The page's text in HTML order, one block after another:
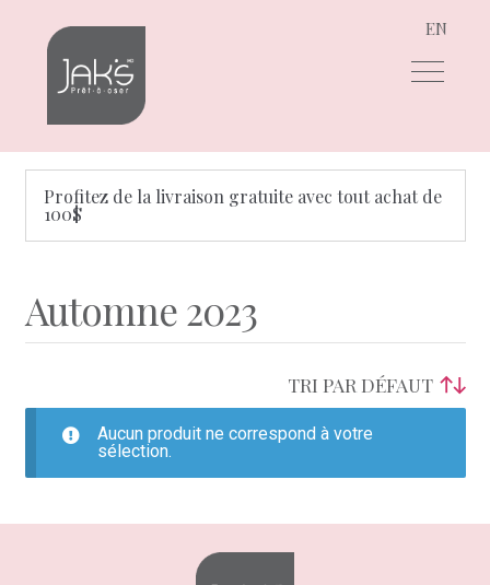
Aller
navigation
Aller
contenu
EN
Profitez de la livraison gratuite avec tout achat de
100$
Automne 2023
Aucun produit ne correspond à votre
sélection.